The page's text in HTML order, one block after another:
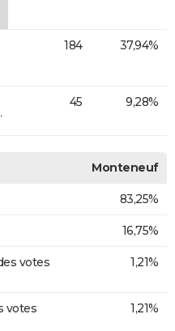
184 37,94%
45 9,28%
Monteneuf
83,25%
16,75%
votes
1,21%
votes
1,21%